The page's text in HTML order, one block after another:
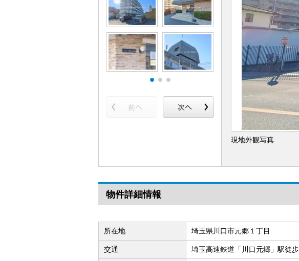
現地外観写真
物件詳細情報
所在地 埼玉県川口市元郷１丁目
交通 埼玉高速鉄道「川口元郷」駅徒